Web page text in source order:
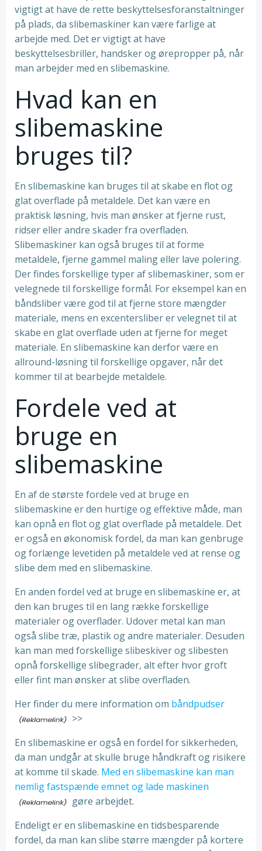
vigtigt at have de rette beskyttelsesforanstaltninger
på plads, da slibemaskiner kan være farlige at
arbejde med. Det er vigtigt at have
beskyttelsesbriller, handsker og ørepropper på, når
man arbejder med en slibemaskine.
Hvad kan en
slibemaskine
bruges til?
En slibemaskine kan bruges til at skabe en flot og
glat overflade på metaldele. Det kan være en
praktisk løsning, hvis man ønsker at fjerne rust,
ridser eller andre skader fra overfladen.
Slibemaskiner kan også bruges til at forme
metaldele, fjerne gammel maling eller lave polering.
Der findes forskellige typer af slibemaskiner, som er
velegnede til forskellige formål. For eksempel kan en
båndsliber være god til at fjerne store mængder
materiale, mens en excentersliber er velegnet til at
skabe en glat overflade uden at fjerne for meget
materiale. En slibemaskine kan derfor være en
allround-løsning til forskellige opgaver, når det
kommer til at bearbejde metaldele.
Fordele ved at
bruge en
slibemaskine
En af de største fordele ved at bruge en
slibemaskine er den hurtige og effektive måde, man
kan opnå en flot og glat overflade på metaldele. Det
er også en økonomisk fordel, da man kan genbruge
og forlænge levetiden på metaldele ved at rense og
slibe dem med en slibemaskine.
En anden fordel ved at bruge en slibemaskine er, at
den kan bruges til en lang række forskellige
materialer og overflader. Udover metal kan man
også slibe træ, plastik og andre materialer. Desuden
kan man med forskellige slibeskiver og slibesten
opnå forskellige slibegrader, alt efter hvor groft
eller fint man ønsker at slibe overfladen.
Her finder du mere information om båndpudser
>>
En slibemaskine er også en fordel for sikkerheden,
da man undgår at skulle bruge håndkraft og risikere
at komme til skade. Med en slibemaskine kan man
nemlig fastspænde emnet og lade maskinen
gøre arbejdet.
Endeligt er en slibemaskine en tidsbesparende
fordel, da man kan slibe større mængder på kortere